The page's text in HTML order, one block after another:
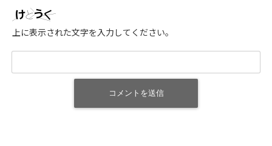
上に表示された文字を入力してください。